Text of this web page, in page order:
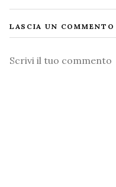
LASCIA UN COMMENTO
Commento